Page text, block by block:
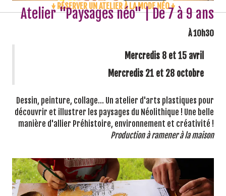
↓ RÉSERVER UN ATELIER À LA MODE NÉO ↓
Atelier "Paysages néo" | De 7 à 9 ans
À 10h30
Mercredis 8 et 15 avril
Mercredis 21 et 28 octobre
Dessin, peinture, collage… Un atelier d'arts plastiques pour
découvrir et illustrer les paysages du Néolithique ! Une belle
manière d'allier Préhistoire, environnement et créativité !
Production à ramener à la maison